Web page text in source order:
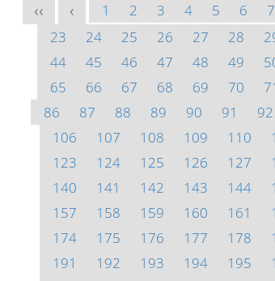
<< < 1 2 3 4 5 6 7
23
24 25 26 27 28
44
45 46 47 48 49
65
66 67 68 69 70
86
87 88 89 90 91 92
106
107 108 109 110
123
124 125 126 127
140
141 142 143 144
157
158 159 160 161
174
175 176 177 178
191
192 193 194 195